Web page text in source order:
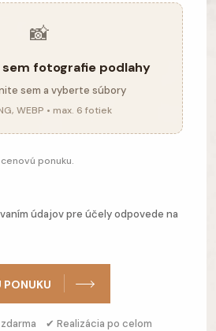
📸
fotografie podlahy
sem a vyberte súbory
WEBP • max. 6 fotiek
ponuku.
údajov pre účely odpovede na
PONUKU
✔ Realizácia po celom